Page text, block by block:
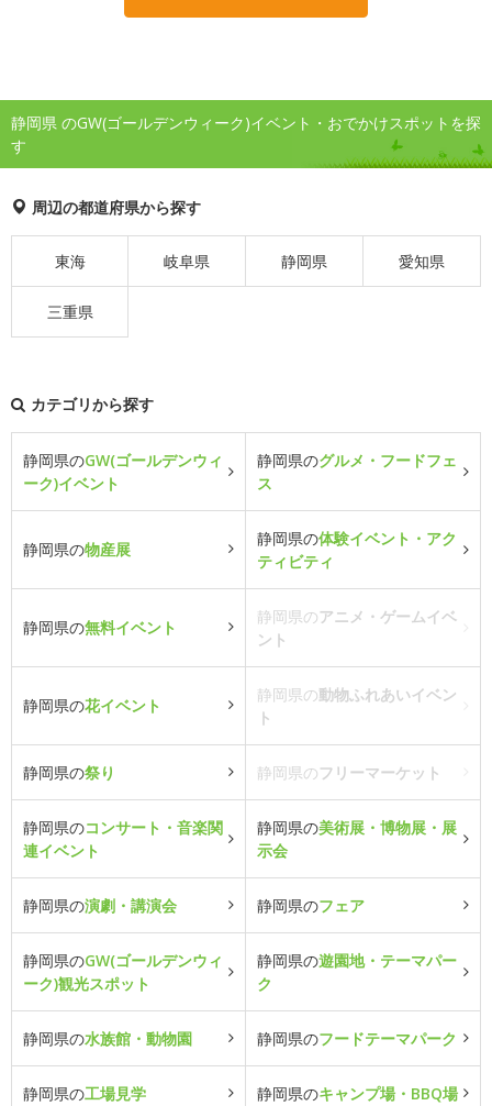
静岡県 のGW(ゴールデンウィーク)イベント・おでかけスポットを探
す
周辺の都道府県から探す
東海 岐阜県 静岡県 愛知県
三重県
カテゴリから探す
静岡県のGW(ゴールデンウィ
ーク)イベント
静岡県のグルメ・フードフェ
ス
静岡県の物産展
静岡県の体験イベント・アク
ティビティ
静岡県の無料イベント
静岡県のアニメ・ゲームイベ
ント
静岡県の花イベント
静岡県の動物ふれあいイベン
ト
静岡県の祭り 静岡県のフリーマーケット
静岡県のコンサート・音楽関
連イベント
静岡県の美術展・博物展・展
示会
静岡県の演劇・講演会 静岡県のフェア
静岡県のGW(ゴールデンウィ
ーク)観光スポット
静岡県の遊園地・テーマパー
ク
静岡県の水族館・動物園 静岡県のフードテーマパーク
静岡県の工場見学 静岡県のキャンプ場・BBQ場